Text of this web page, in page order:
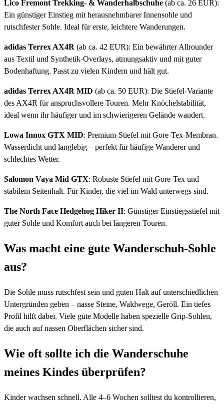
Lico Fremont Trekking- & Wanderhalbschuhe (ab ca. 26 EUR):
Ein günstiger Einstieg mit herausnehmbarer Innensohle und
rutschfester Sohle. Ideal für erste, leichtere Wanderungen.
adidas Terrex AX4R (ab ca. 42 EUR): Ein bewährter Allrounder
aus Textil und Synthetik-Overlays, atmungsaktiv und mit guter
Bodenhaftung. Passt zu vielen Kindern und hält gut.
adidas Terrex AX4R MID (ab ca. 50 EUR): Die Stiefel-Variante
des AX4R für anspruchsvollere Touren. Mehr Knöchelstabilität,
ideal wenn ihr häufiger und im schwierigeren Gelände wandert.
Lowa Innox GTX MID: Premium-Stiefel mit Gore-Tex-Membran.
Wasserdicht und langlebig – perfekt für häufige Wanderer und
schlechtes Wetter.
Salomon Vaya Mid GTX: Robuste Stiefel mit Gore-Tex und
stabilem Seitenhalt. Für Kinder, die viel im Wald unterwegs sind.
The North Face Hedgehog Hiker II: Günstiger Einstiegsstiefel mit
guter Sohle und Komfort auch bei längeren Touren.
Was macht eine gute Wanderschuh-Sohle
aus?
Die Sohle muss rutschfest sein und guten Halt auf unterschiedlichen
Untergründen geben – nasse Steine, Waldwege, Geröll. Ein tiefes
Profil hilft dabei. Viele gute Modelle haben spezielle Grip-Sohlen,
die auch auf nassen Oberflächen sicher sind.
Wie oft sollte ich die Wanderschuhe
meines Kindes überprüfen?
Kinder wachsen schnell. Alle 4–6 Wochen solltest du kontrollieren,